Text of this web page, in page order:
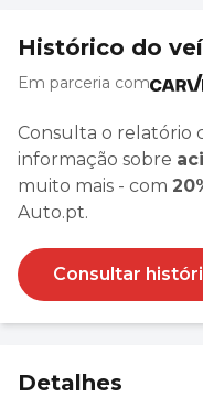
Histórico do
Em parceria com
Consulta o relatório
informação sobre
muito mais - com
Auto.pt.
Consultar
Detalhes